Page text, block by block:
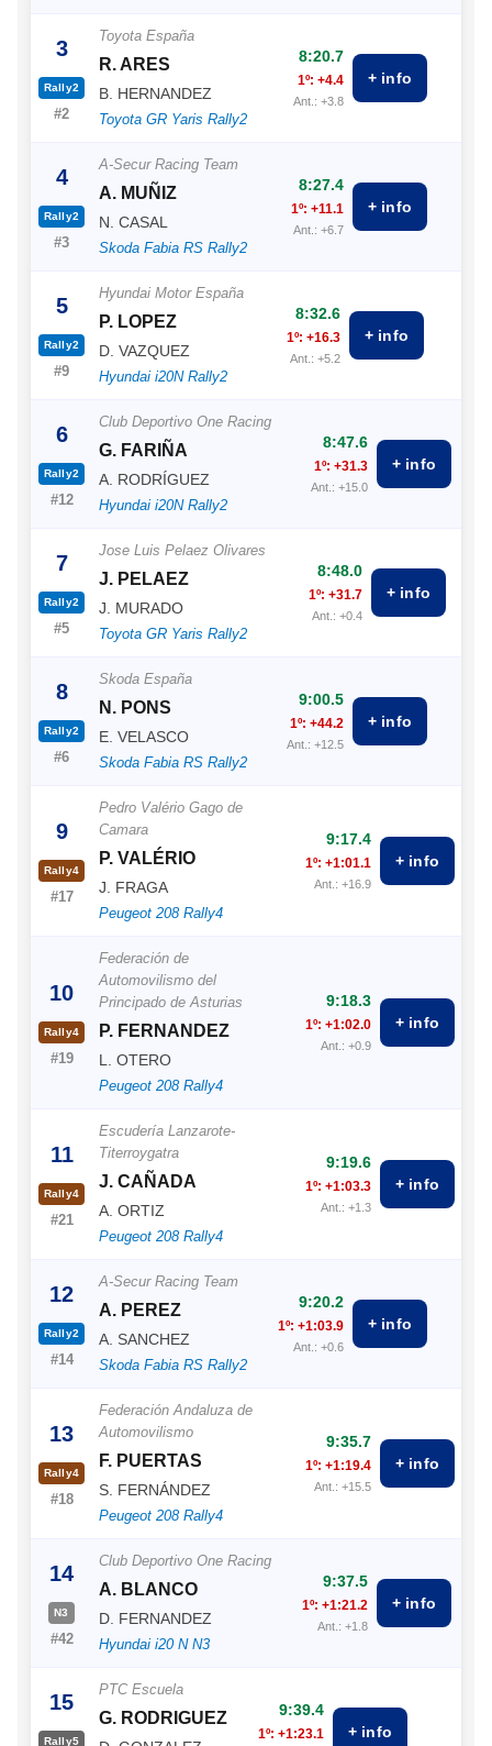
3
Rally2
#2
Toyota España
R. ARES
B. HERNANDEZ
Toyota GR Yaris Rally2
8:20.7
1º: +4.4
Ant.: +3.8
+ info
4
Rally2
#3
A-Secur Racing Team
A. MUÑIZ
N. CASAL
Skoda Fabia RS Rally2
8:27.4
1º: +11.1
Ant.: +6.7
+ info
5
Rally2
#9
Hyundai Motor España
P. LOPEZ
D. VAZQUEZ
Hyundai i20N Rally2
8:32.6
1º: +16.3
Ant.: +5.2
+ info
6
Rally2
#12
Club Deportivo One Racing
G. FARIÑA
A. RODRÍGUEZ
Hyundai i20N Rally2
8:47.6
1º: +31.3
Ant.: +15.0
+ info
7
Rally2
#5
Jose Luis Pelaez Olivares
J. PELAEZ
J. MURADO
Toyota GR Yaris Rally2
8:48.0
1º: +31.7
Ant.: +0.4
+ info
8
Rally2
#6
Skoda España
N. PONS
E. VELASCO
Skoda Fabia RS Rally2
9:00.5
1º: +44.2
Ant.: +12.5
+ info
9
Rally4
#17
Pedro Valério Gago de
Camara
P. VALÉRIO
J. FRAGA
Peugeot 208 Rally4
9:17.4
1º: +1:01.1
Ant.: +16.9
+ info
10
Rally4
#19
Federación de
Automovilismo del
Principado de Asturias
P. FERNANDEZ
L. OTERO
Peugeot 208 Rally4
9:18.3
1º: +1:02.0
Ant.: +0.9
+ info
11
Rally4
#21
Escudería Lanzarote-
Titerroygatra
J. CAÑADA
A. ORTIZ
Peugeot 208 Rally4
9:19.6
1º: +1:03.3
Ant.: +1.3
+ info
12
Rally2
#14
A-Secur Racing Team
A. PEREZ
A. SANCHEZ
Skoda Fabia RS Rally2
9:20.2
1º: +1:03.9
Ant.: +0.6
+ info
13
Rally4
#18
Federación Andaluza de
Automovilismo
F. PUERTAS
S. FERNÁNDEZ
Peugeot 208 Rally4
9:35.7
1º: +1:19.4
Ant.: +15.5
+ info
14
N3
#42
Club Deportivo One Racing
A. BLANCO
D. FERNANDEZ
Hyundai i20 N N3
9:37.5
1º: +1:21.2
Ant.: +1.8
+ info
15
Rally5
PTC Escuela
G. RODRIGUEZ 9:39.4
1º: +1:23.1 + info